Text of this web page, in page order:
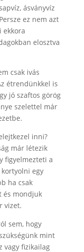
ásványvíz
ez nem azt
ekkora
elosztva
csak ivás
étrendünkkel is
jó szaftos görög
szelettel már
inni?
már létezik
figyelmezteti a
egy
ha csak
és mondjuk
vizet.
sem, hogy
mint
vagy fizikailag